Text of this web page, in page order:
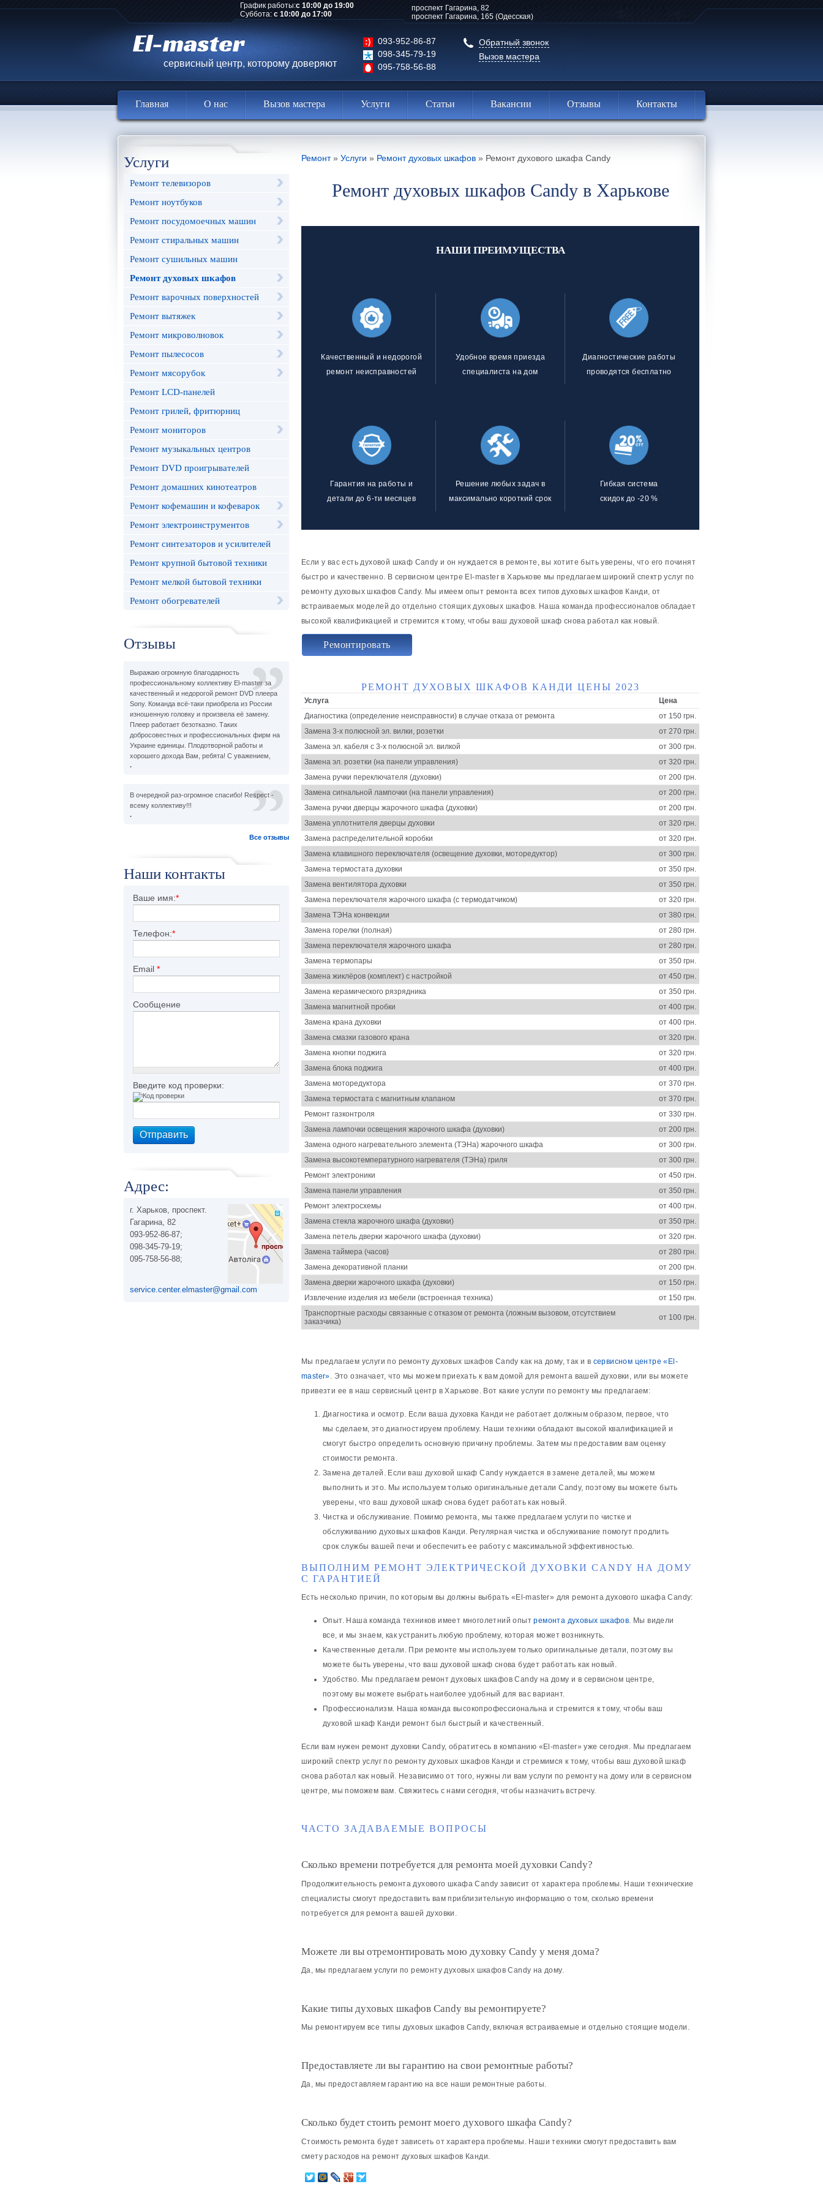
El-master
сервисный центр, которому доверяют
График работы:с 10:00 до 19:00
Суббота: с 10:00 до 17:00
проспект Гагарина, 82
проспект Гагарина, 165 (Одесская)
093-952-86-87
098-345-79-19
095-758-56-88
Обратный звонок
Вызов мастера
Главная О нас Вызов мастера Услуги Статьи Вакансии Отзывы Контакты
Услуги
Ремонт телевизоров
Ремонт ноутбуков
Ремонт посудомоечных машин
Ремонт стиральных машин
Ремонт сушильных машин
Ремонт духовых шкафов
Ремонт варочных поверхностей
Ремонт вытяжек
Ремонт микроволновок
Ремонт пылесосов
Ремонт мясорубок
Ремонт LCD-панелей
Ремонт грилей, фритюрниц
Ремонт мониторов
Ремонт музыкальных центров
Ремонт DVD проигрывателей
Ремонт домашних кинотеатров
Ремонт кофемашин и кофеварок
Ремонт электроинструментов
Ремонт синтезаторов и усилителей
Ремонт крупной бытовой техники
Ремонт мелкой бытовой техники
Ремонт обогревателей
Отзывы
Выражаю огромную благодарность
профессиональному коллективу El-master за
качественный и недорогой ремонт DVD плеера
Sony. Команда всё-таки приобрела из России
изношенную головку и произвела её замену.
Плеер работает безотказно. Таких
добросовестных и профессиональных фирм на
Украине единицы. Плодотворной работы и
хорошего дохода Вам, ребята! С уважением,
.
В очередной раз-огромное спасибо! Respect -
всему коллективу!!!
.
Все отзывы
Наши контакты
Ваше имя:*
Телефон:*
Email *
Сообщение
Введите код проверки:
Адрес:
г. Харьков, проспект.
Гагарина, 82
093-952-86-87;
098-345-79-19;
095-758-56-88;
service.center.elmaster@gmail.com
Ремонт» Услуги » Ремонт духовых шкафов » Ремонт духового шкафа Candy
Ремонт духовых шкафов Candy в Харькове
НАШИ ПРЕИМУЩЕСТВА
Качественный и недорогой
ремонт неисправностей
Удобное время приезда
специалиста на дом
Диагностические работы
проводятся бесплатно
Гарантия на работы и
детали до 6-ти месяцев
Решение любых задач в
максимально короткий срок
Гибкая система
скидок до -20 %
Если у вас есть духовой шкаф Candy и он нуждается в ремонте, вы хотите быть уверены, что его починят
быстро и качественно. В сервисном центре El-master в Харькове мы предлагаем широкий спектр услуг по
ремонту духовых шкафов Candy. Мы имеем опыт ремонта всех типов духовых шкафов Канди, от
встраиваемых моделей до отдельно стоящих духовых шкафов. Наша команда профессионалов обладает
высокой квалификацией и стремится к тому, чтобы ваш духовой шкаф снова работал как новый.
Ремонтировать
РЕМОНТ ДУХОВЫХ ШКАФОВ КАНДИ ЦЕНЫ 2023
Услуга
Цена
Диагностика (определение неисправности) в случае отказа от ремонта
от 150 грн.
Замена 3-х полюсной эл. вилки, розетки
от 270 грн.
Замена эл. кабеля с 3-х полюсной эл. вилкой
от 300 грн.
Замена эл. розетки (на панели управления)
от 320 грн.
Замена ручки переключателя (духовки)
от 200 грн.
Замена сигнальной лампочки (на панели управления)
от 200 грн.
Замена ручки дверцы жарочного шкафа (духовки)
от 200 грн.
Замена уплотнителя дверцы духовки
от 320 грн.
Замена распределительной коробки
от 320 грн.
Замена клавишного переключателя (освещение духовки, моторедуктор)
от 300 грн.
Замена термостата духовки
от 350 грн.
Замена вентилятора духовки
от 350 грн.
Замена переключателя жарочного шкафа (с термодатчиком)
от 320 грн.
Замена ТЭНа конвекции
от 380 грн.
Замена горелки (полная)
от 280 грн.
Замена переключателя жарочного шкафа
от 280 грн.
Замена термопары
от 350 грн.
Замена жиклёров (комплект) с настройкой
от 450 грн.
Замена керамического рязрядника
от 350 грн.
Замена магнитной пробки
от 400 грн.
Замена крана духовки
от 400 грн.
Замена смазки газового крана
от 320 грн.
Замена кнопки поджига
от 320 грн.
Замена блока поджига
от 400 грн.
Замена моторедуктора
от 370 грн.
Замена термостата с магнитным клапаном
от 370 грн.
Ремонт газконтроля
от 330 грн.
Замена лампочки освещения жарочного шкафа (духовки)
от 200 грн.
Замена одного нагревательного элемента (ТЭНа) жарочного шкафа
от 300 грн.
Замена высокотемпературного нагревателя (ТЭНа) гриля
от 300 грн.
Ремонт электроники
от 450 грн.
Замена панели управления
от 350 грн.
Ремонт электросхемы
от 400 грн.
Замена стекла жарочного шкафа (духовки)
от 350 грн.
Замена петель дверки жарочного шкафа (духовки)
от 320 грн.
Замена таймера (часов)
от 280 грн.
Замена декоративной планки
от 200 грн.
Замена дверки жарочного шкафа (духовки)
от 150 грн.
Извлечение изделия из мебели (встроенная техника)
от 150 грн.
Транспортные расходы связанные с отказом от ремонта (ложным вызовом, отсутствием
заказчика)
от 100 грн.
Мы предлагаем услуги по ремонту духовых шкафов Candy как на дому, так и в сервисном центре «El-
master». Это означает, что мы можем приехать к вам домой для ремонта вашей духовки, или вы можете
привезти ее в наш сервисный центр в Харькове. Вот какие услуги по ремонту мы предлагаем:
Диагностика и осмотр. Если ваша духовка Канди не работает должным образом, первое, что
мы сделаем, это диагностируем проблему. Наши техники обладают высокой квалификацией и
смогут быстро определить основную причину проблемы. Затем мы предоставим вам оценку
стоимости ремонта.
Замена деталей. Если ваш духовой шкаф Candy нуждается в замене деталей, мы можем
выполнить и это. Мы используем только оригинальные детали Candy, поэтому вы можете быть
уверены, что ваш духовой шкаф снова будет работать как новый.
Чистка и обслуживание. Помимо ремонта, мы также предлагаем услуги по чистке и
обслуживанию духовых шкафов Канди. Регулярная чистка и обслуживание помогут продлить
срок службы вашей печи и обеспечить ее работу с максимальной эффективностью.
ВЫПОЛНИМ РЕМОНТ ЭЛЕКТРИЧЕСКОЙ ДУХОВКИ CANDY НА ДОМУ
С ГАРАНТИЕЙ
Есть несколько причин, по которым вы должны выбрать «El-master» для ремонта духового шкафа Candy:
Опыт. Наша команда техников имеет многолетний опытремонта духовых шкафов. Мы видели
все, и мы знаем, как устранить любую проблему, которая может возникнуть.
Качественные детали. При ремонте мы используем только оригинальные детали, поэтому вы
можете быть уверены, что ваш духовой шкаф снова будет работать как новый.
Удобство. Мы предлагаем ремонт духовых шкафов Candy на дому и в сервисном центре,
поэтому вы можете выбрать наиболее удобный для вас вариант.
Профессионализм. Наша команда высокопрофессиональна и стремится к тому, чтобы ваш
духовой шкаф Канди ремонт был быстрый и качественный.
Если вам нужен ремонт духовки Candy, обратитесь в компанию «El-master» уже сегодня. Мы предлагаем
широкий спектр услуг по ремонту духовых шкафов Канди и стремимся к тому, чтобы ваш духовой шкаф
снова работал как новый. Независимо от того, нужны ли вам услуги по ремонту на дому или в сервисном
центре, мы поможем вам. Свяжитесь с нами сегодня, чтобы назначить встречу.
ЧАСТО ЗАДАВАЕМЫЕ ВОПРОСЫ
Сколько времени потребуется для ремонта моей духовки Candy?
Продолжительность ремонта духового шкафа Candy зависит от характера проблемы. Наши технические
специалисты смогут предоставить вам приблизительную информацию о том, сколько времени
потребуется для ремонта вашей духовки.
Можете ли вы отремонтировать мою духовку Candy у меня дома?
Да, мы предлагаем услуги по ремонту духовых шкафов Candy на дому.
Какие типы духовых шкафов Candy вы ремонтируете?
Мы ремонтируем все типы духовых шкафов Candy, включая встраиваемые и отдельно стоящие модели.
Предоставляете ли вы гарантию на свои ремонтные работы?
Да, мы предоставляем гарантию на все наши ремонтные работы.
Сколько будет стоить ремонт моего духового шкафа Candy?
Стоимость ремонта будет зависеть от характера проблемы. Наши техники смогут предоставить вам
смету расходов на ремонт духовых шкафов Канди.